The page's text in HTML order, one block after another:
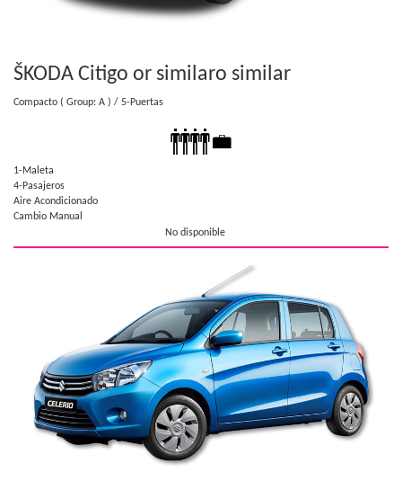
ŠKODA Citigo or similaro similar
Compacto ( Group: A ) / 5-Puertas
1-Maleta
4-Pasajeros
Aire Acondicionado
Cambio Manual
No disponible